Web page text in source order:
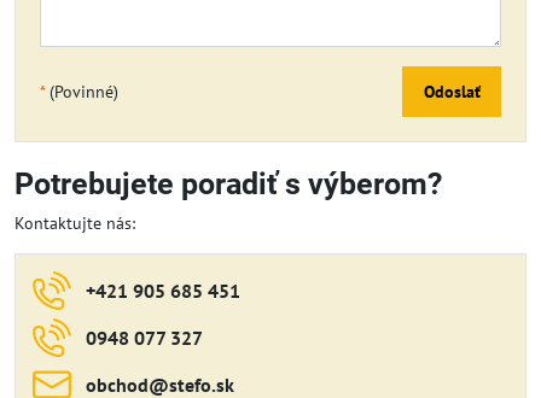
*(Povinné) Odoslať
Potrebujete poradiť s výberom?
Kontaktujte nás:
+421 905 685 451
0948 077 327
obchod​@stefo​.sk